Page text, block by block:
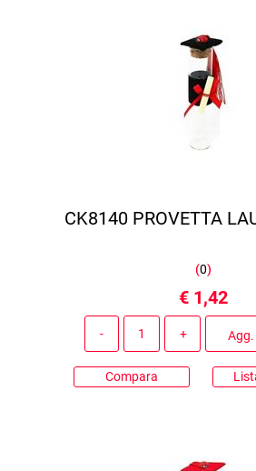
CK8140 PROVETTA
(0)
€ 1,42
Agg.
Compara